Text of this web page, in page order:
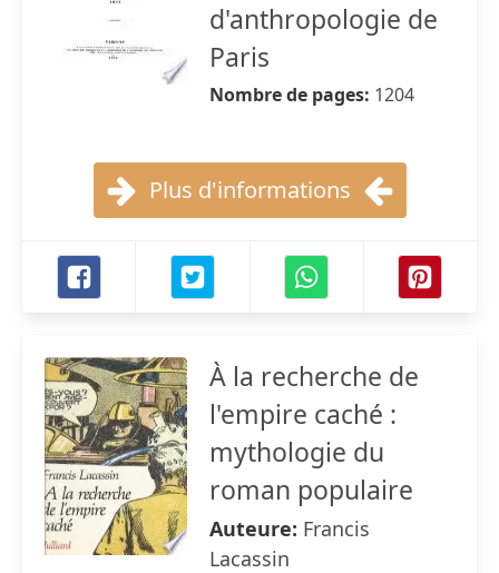
d'anthropologie de
Paris
Nombre de pages: 1204
Plus d'informations
À la recherche de
l'empire caché :
mythologie du
roman populaire
Auteure: Francis
Lacassin